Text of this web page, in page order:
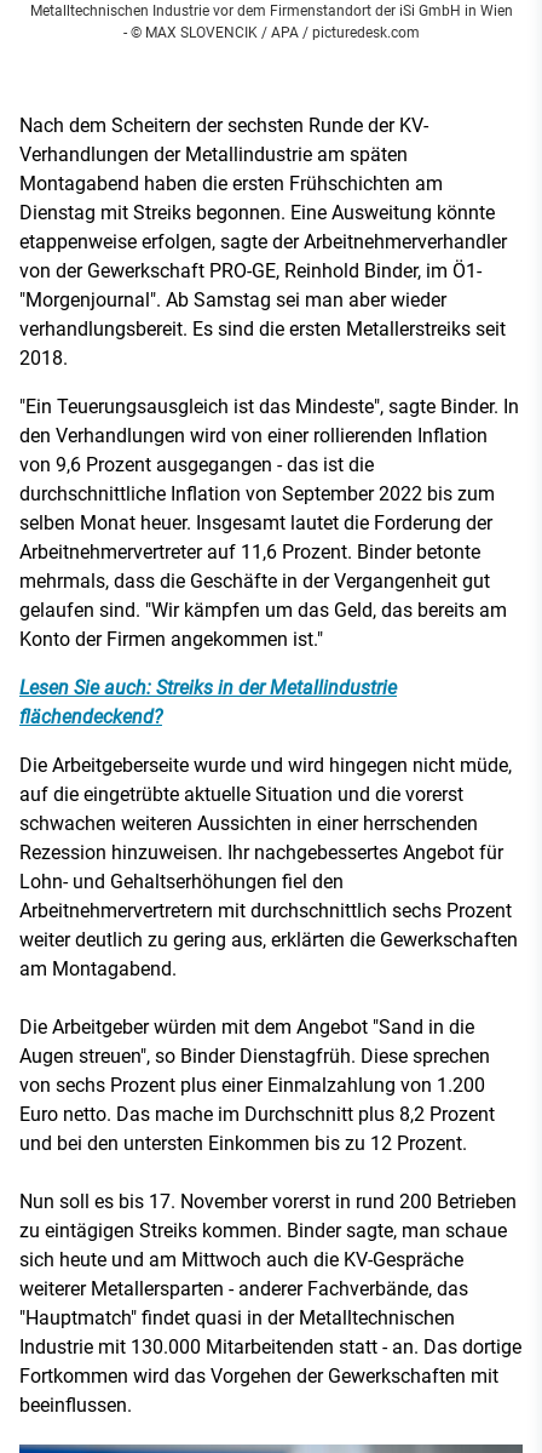
Metalltechnischen Industrie vor dem Firmenstandort der iSi GmbH in Wien
- © MAX SLOVENCIK / APA / picturedesk.com
Nach dem Scheitern der sechsten Runde der KV-
Verhandlungen der Metallindustrie am späten
Montagabend haben die ersten Frühschichten am
Dienstag mit Streiks begonnen. Eine Ausweitung könnte
etappenweise erfolgen, sagte der Arbeitnehmerverhandler
von der Gewerkschaft PRO-GE, Reinhold Binder, im Ö1-
"Morgenjournal". Ab Samstag sei man aber wieder
verhandlungsbereit. Es sind die ersten Metallerstreiks seit
2018.
"Ein Teuerungsausgleich ist das Mindeste", sagte Binder. In
den Verhandlungen wird von einer rollierenden Inflation
von 9,6 Prozent ausgegangen - das ist die
durchschnittliche Inflation von September 2022 bis zum
selben Monat heuer. Insgesamt lautet die Forderung der
Arbeitnehmervertreter auf 11,6 Prozent. Binder betonte
mehrmals, dass die Geschäfte in der Vergangenheit gut
gelaufen sind. "Wir kämpfen um das Geld, das bereits am
Konto der Firmen angekommen ist."
Lesen Sie auch: Streiks in der Metallindustrie
flächendeckend?
Die Arbeitgeberseite wurde und wird hingegen nicht müde,
auf die eingetrübte aktuelle Situation und die vorerst
schwachen weiteren Aussichten in einer herrschenden
Rezession hinzuweisen. Ihr nachgebessertes Angebot für
Lohn- und Gehaltserhöhungen fiel den
Arbeitnehmervertretern mit durchschnittlich sechs Prozent
weiter deutlich zu gering aus, erklärten die Gewerkschaften
am Montagabend.
Die Arbeitgeber würden mit dem Angebot "Sand in die
Augen streuen", so Binder Dienstagfrüh. Diese sprechen
von sechs Prozent plus einer Einmalzahlung von 1.200
Euro netto. Das mache im Durchschnitt plus 8,2 Prozent
und bei den untersten Einkommen bis zu 12 Prozent.
Nun soll es bis 17. November vorerst in rund 200 Betrieben
zu eintägigen Streiks kommen. Binder sagte, man schaue
sich heute und am Mittwoch auch die KV-Gespräche
weiterer Metallersparten - anderer Fachverbände, das
"Hauptmatch" findet quasi in der Metalltechnischen
Industrie mit 130.000 Mitarbeitenden statt - an. Das dortige
Fortkommen wird das Vorgehen der Gewerkschaften mit
beeinflussen.